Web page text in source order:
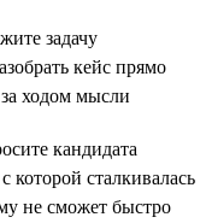
задачу
кейс прямо
ходом мысли
кандидата
которой сталкивалась
не сможет быстро